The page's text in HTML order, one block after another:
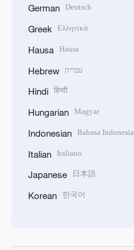
German Deutsch
Greek Ελληνικά
Hausa Hausa
Hebrew עברית
Hindi हिन्दी
Hungarian Magyar
Indonesian Bahasa Indonesia
Italian Italiano
Japanese 日本語
Korean 한국어